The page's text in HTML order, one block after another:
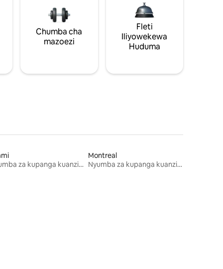
Chumba cha
mazoezi
Fleti
Iliyowekewa
Huduma
Nyumba za kupanga kuanzia mwezi mmoja
Montreal
Nyumba za kupanga kuanzia mwezi mmoja